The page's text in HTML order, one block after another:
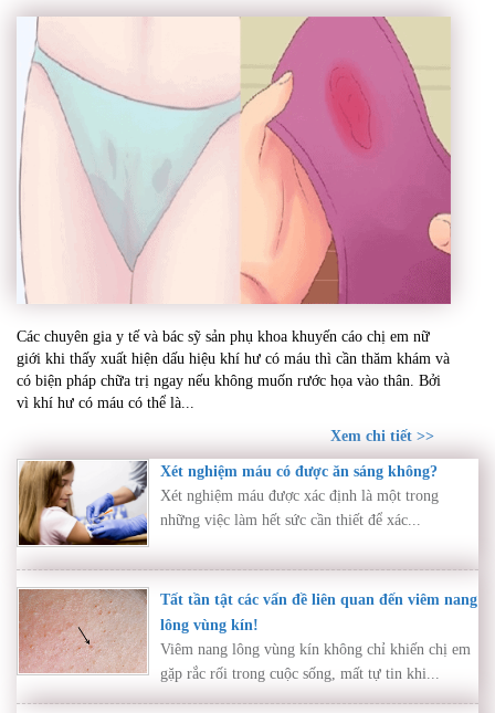
khám ngay nếu không muốn rước họa vào thân
Các chuyên gia y tế và bác sỹ sản phụ khoa khuyến cáo chị em nữ
giới khi thấy xuất hiện dấu hiệu khí hư có máu thì cần thăm khám và
có biện pháp chữa trị ngay nếu không muốn rước họa vào thân. Bởi
vì khí hư có máu có thể là...
Xem chi tiết >>
Xét nghiệm máu có được ăn sáng không?
Xét nghiệm máu được xác định là một trong
những việc làm hết sức cần thiết để xác...
Tất tần tật các vấn đề liên quan đến viêm nang
lông vùng kín!
Viêm nang lông vùng kín không chỉ khiến chị em
gặp rắc rối trong cuộc sống, mất tự tin khi...